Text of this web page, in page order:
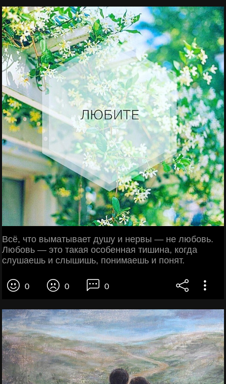
Всё, что выматывает душу и нервы — не любовь.
Любовь — это такая особенная тишина, когда
слушаешь и слышишь, понимаешь и понят.
0 0 0